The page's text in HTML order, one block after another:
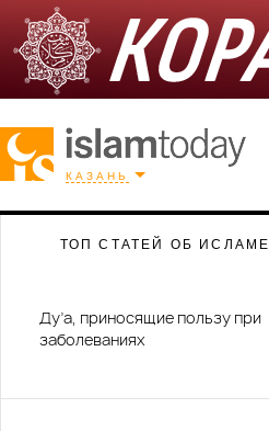
КАЗАНЬ
ТОП СТАТЕЙ ОБ ИСЛАМЕ
Ду’а, приносящие пользу при
заболеваниях